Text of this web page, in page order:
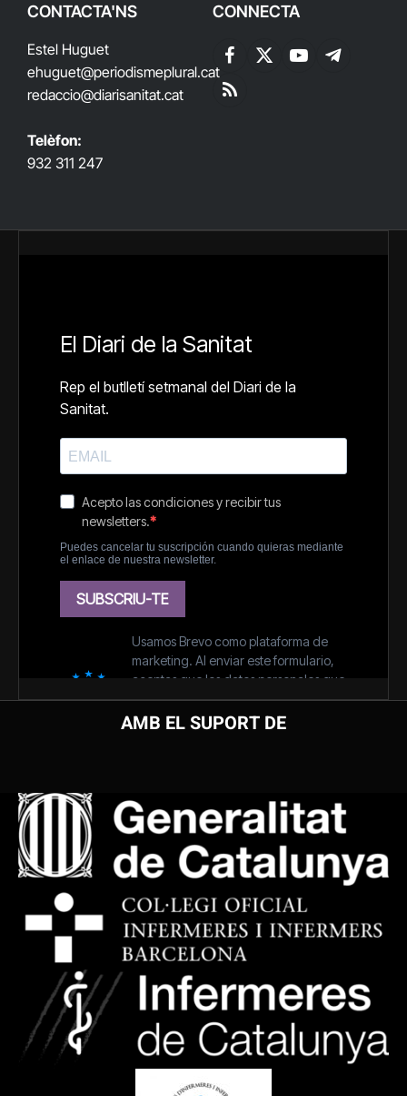
CONTACTA'NS
Estel Huguet
ehuguet@periodismeplural.cat
redaccio@diarisanitat.cat
Telèfon:
932 311 247
CONNECTA
Facebook
X
YouTubeTelegram
RSS
AMB EL SUPORT DE